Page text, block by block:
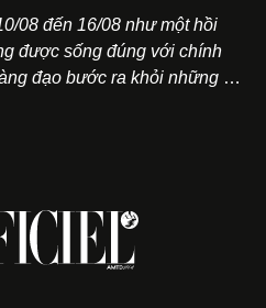
08 đến 16/08 như một hồi
được sống đúng với chính
đạo bước ra khỏi những vỏ